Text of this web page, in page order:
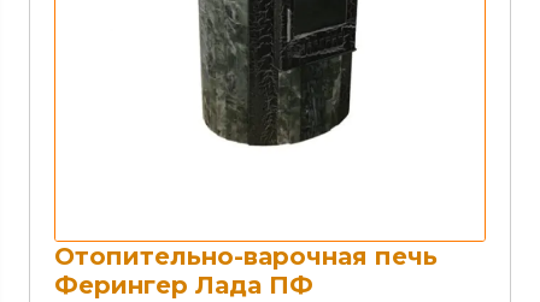
Отопительно-варочная печь
Ферингер Лада ПФ